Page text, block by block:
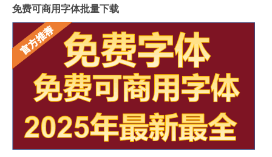
免费可商用字体批量下载